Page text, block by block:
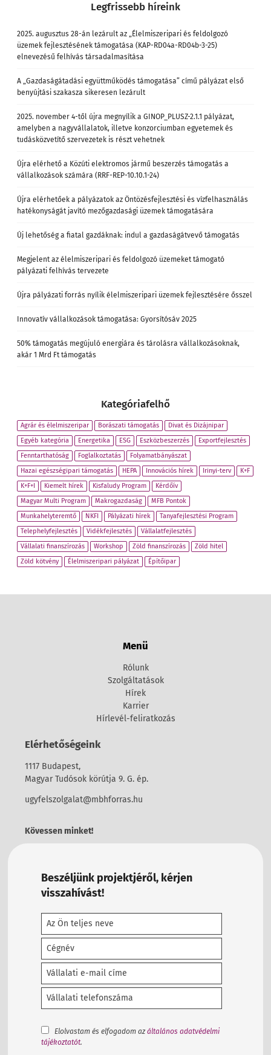
Legfrissebb híreink
2025. augusztus 28-án lezárult az „Élelmiszeripari és feldolgozó
üzemek fejlesztésének támogatása (KAP-RD04a-RD04b-3-25)
elnevezésű felhívás társadalmasítása
A „Gazdaságátadási együttműködés támogatása” című pályázat első
benyújtási szakasza sikeresen lezárult
2025. november 4-től újra megnyílik a GINOP_PLUSZ-2.1.1 pályázat,
amelyben a nagyvállalatok, illetve konzorciumban egyetemek és
tudásközvetítő szervezetek is részt vehetnek
Újra elérhető a Közúti elektromos jármű beszerzés támogatás a
vállalkozások számára (RRF-REP-10.10.1-24)
Újra elérhetőek a pályázatok az Öntözésfejlesztési és vízfelhasználás
hatékonyságát javító mezőgazdasági üzemek támogatására
Új lehetőség a fiatal gazdáknak: indul a gazdaságátvevő támogatás
Megjelent az élelmiszeripari és feldolgozó üzemeket támogató
pályázati felhívás tervezete
Újra pályázati forrás nyílik élelmiszeripari üzemek fejlesztésére ősszel
Innovatív vállalkozások támogatása: Gyorsítósáv 2025
50% támogatás megújuló energiára és tárolásra vállalkozásoknak,
akár 1 Mrd Ft támogatás
Kategóriafelhő
Agrár és élelmiszeripar Borászati támogatás
Divat és Dizájnipar
Egyéb kategória
Energetika ESG Eszközbeszerzés
Exportfejlesztés
Fenntarthatóság
Foglalkoztatás
Folyamatbányászat
Hazai egészségipari támogatás
HEPA Innovációs hírek Irinyi-terv
K+F
K+F+I
Kiemelt hírek Kisfaludy Program
Kérdőív
Magyar Multi Program
Makrogazdaság
MFB Pontok
Munkahelyteremtő
NKFI Pályázati hírek
Tanyafejlesztési Program
Telephelyfejlesztés
Vidékfejlesztés
Vállalatfejlesztés
Vállalati finanszírozás
Workshop Zöld finanszírozás
Zöld hitel
Zöld kötvény
Élelmiszeripari pályázat Építőipar
Menü
Rólunk
Szolgáltatások
Hírek
Karrier
Hírlevél-feliratkozás
Elérhetőségeink
1117 Budapest,
Magyar Tudósok körútja 9. G. ép.
ugyfelszolgalat@mbhforras.hu
Kövessen minket!
Beszéljünk projektjéről, kérjen
visszahívást!
Elolvastam és elfogadom azáltalános adatvédelmi
tájékoztatót.